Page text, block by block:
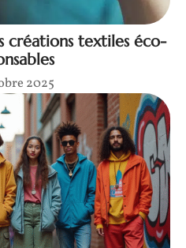
créations textiles éco-
2025